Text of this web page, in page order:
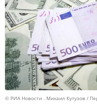
© РИА Новости . Михаил Кутузов